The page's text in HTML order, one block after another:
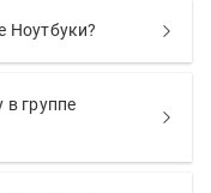
Ноутбуки?
группе